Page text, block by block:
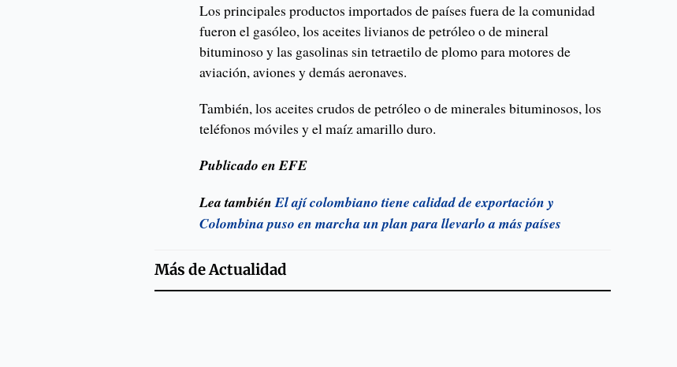
Los principales productos importados de países fuera de la comunidad
fueron el gasóleo, los aceites livianos de petróleo o de mineral
bituminoso y las gasolinas sin tetraetilo de plomo para motores de
aviación, aviones y demás aeronaves.
También, los aceites crudos de petróleo o de minerales bituminosos, los
teléfonos móviles y el maíz amarillo duro.
Publicado en EFE
Lea tambiénEl ají colombiano tiene calidad de exportación y
Colombina puso en marcha un plan para llevarlo a más países
Más deActualidad